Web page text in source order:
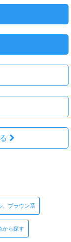
、ブラウン系
から探す